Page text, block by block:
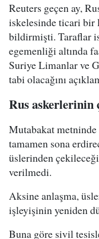
Reuters geçen ay,
iskelesinde ticari bir
bildirmişti. Taraflar
egemenliği altında
Suriye Limanlar ve
tabi olacağını
Rus askerlerinin
Mutabakat metninde
tamamen sona
üslerinden
verilmedi.
Aksine anlaşma,
işleyişinin yeniden
Buna göre sivil